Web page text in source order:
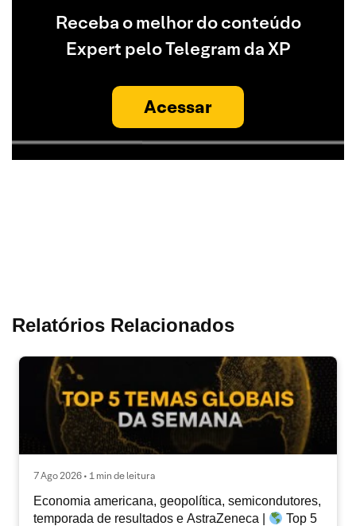
Receba o melhor do conteúdo
Expert pelo Telegram da XP
Acessar
Relatórios Relacionados
7 Ago 2026 • 1 min de leitura
Economia americana, geopolítica, semicondutores,
temporada de resultados e AstraZeneca |
Top 5